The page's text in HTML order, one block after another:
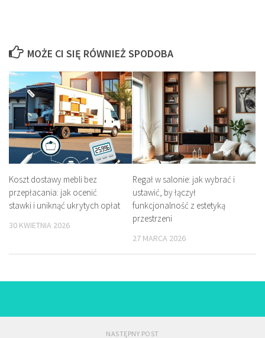
MOŻE CI SIĘ RÓWNIEŻ SPODOBA
Koszt dostawy mebli bez
przepłacania: jak ocenić
stawki i uniknąć ukrytych opłat
30 KWIETNIA 2026
Regał w salonie: jak wybrać i
ustawić, by łączył
funkcjonalność z estetyką
przestrzeni
27 MARCA 2026
NASTĘPNY POST